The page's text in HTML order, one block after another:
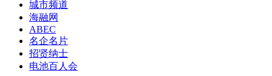
城市频道
海融网
ABEC
名企名片
招贤纳士
电池百人会